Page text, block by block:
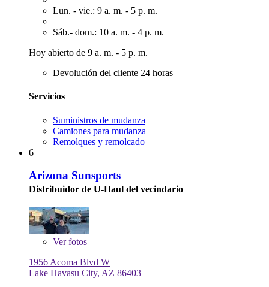
Lun. - vie.: 9 a. m. - 5 p. m.
Sáb.- dom.: 10 a. m. - 4 p. m.
Hoy abierto de 9 a. m. - 5 p. m.
Devolución del cliente 24 horas
Servicios
Suministros de mudanza
Camiones para mudanza
Remolques y remolcado
6
Arizona Sunsports
Distribuidor de U-Haul del vecindario
Verfotos
1956 Acoma Blvd W
Lake Havasu City, AZ 86403